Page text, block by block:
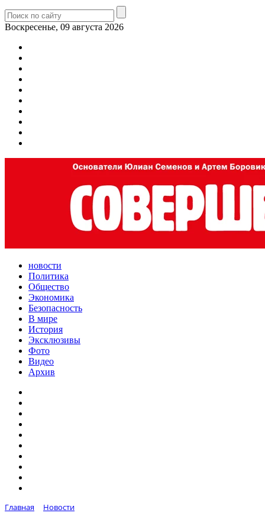
Воскресенье, 09 августа 2026
новости
Политика
Общество
Экономика
Безопасность
В мире
История
Эксклюзивы
Фото
Видео
Архив
Главная
Новости